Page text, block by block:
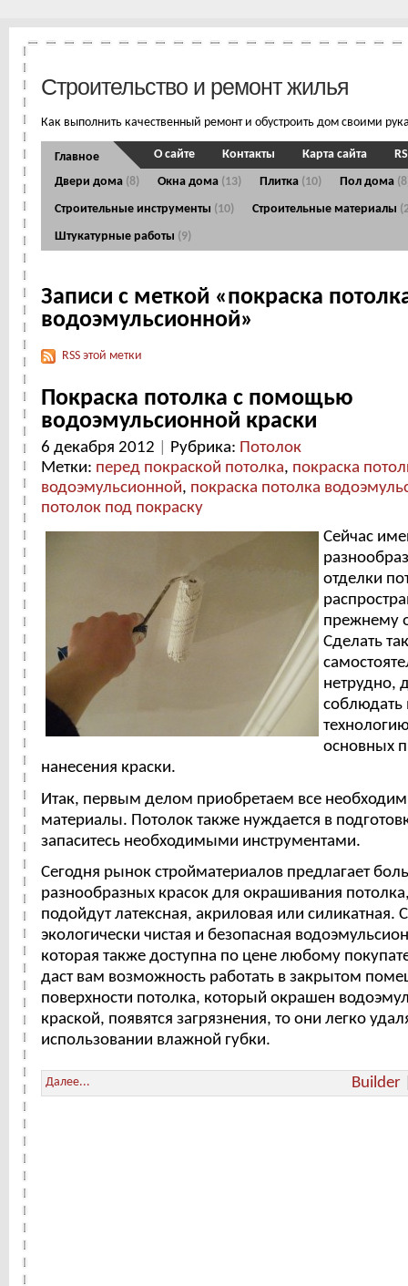
Строительство и ремонт жилья
Как выполнить качественный ремонт и обустроить дом своими
Главное
Двери дома (8) Окна дома (13) Плитка (10) Пол дома
Строительные инструменты (10) Строительные материалы
Штукатурные работы (9)
О сайте Контакты Карта сайта
Записи с меткой «покраска
водоэмульсионной»
RSS этой метки
Покраска потолка с помощью
водоэмульсионной краски
6 декабря 2012 Рубрика: Потолок
Метки: перед покраской потолка, покраска
водоэмульсионной, покраска потолка
потолок под покраску
Сейчас
отделки
прежнему
Сделать
нетрудно,
основных
нанесения краски.
Итак, первым делом приобретаем все
материалы. Потолок также нуждается в
запаситесь необходимыми инструментами.
Сегодня рынок стройматериалов предлагает
разнообразных красок для окрашивания
подойдут латексная, акриловая или силикатная.
экологически чистая и безопасная
которая также доступна по цене любому
даст вам возможность работать в закрытом
поверхности потолка, который окрашен
краской, появятся загрязнения, то они легко
использовании влажной губки.
Далее... Builder